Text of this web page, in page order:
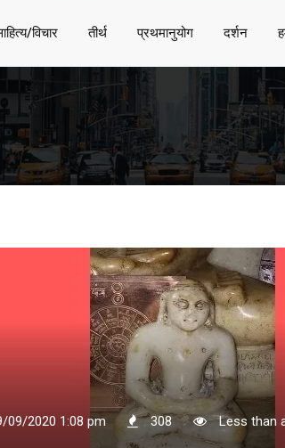
विचार तीर्थ प्रथमानुयोग दर्शन
09/2020 1:08 pm 308 Less than